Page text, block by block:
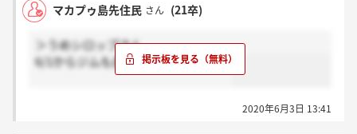
マカプゥ島先住民 さん (21卒)
＞うめシロップさん
6/1からジムも自粛解除ですもんね。
2020年6月3日 13:41